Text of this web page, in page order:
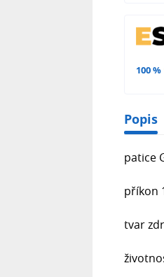
100 %
Popis
patice
příkon
tvar